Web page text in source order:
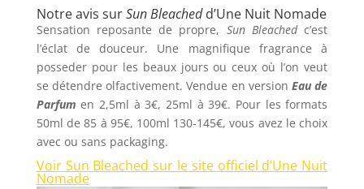
Notre avis surSun Bleachedd’Une Nuit Nomade
Sensation reposante de propre, Sun Bleachedc’est
l’éclat de douceur. Une magnifique fragrance à
posseder pour les beaux jours ou ceux où l’on veut
se détendre olfactivement.Vendue en versionEau de
Parfum en 2,5ml à 3€, 25ml à 39€. Pour les formats
50ml de 85 à 95€, 100ml 130-145€, vous avez le choix
avec ou sans packaging.
Voir Sun Bleached sur le site officiel d’Une Nuit
Nomade